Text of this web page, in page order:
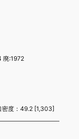
:1972
度：49.2 [1,303]